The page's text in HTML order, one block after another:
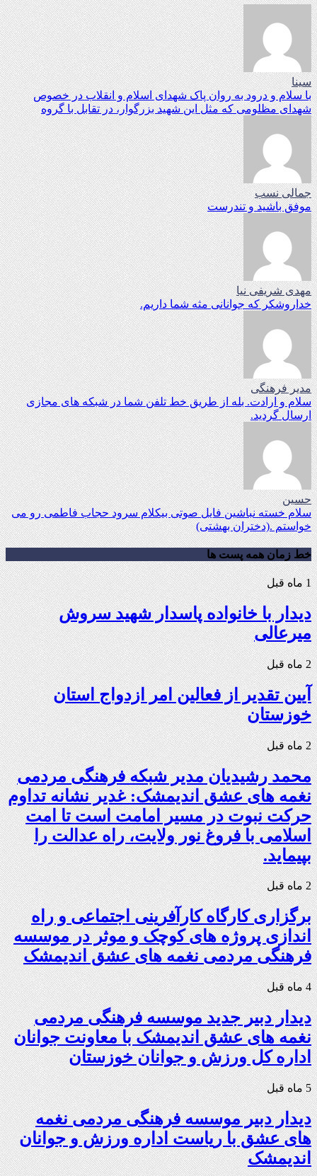
سینا
با سلام و درود به روان پاک شهدای اسلام و انقلاب در خصوص
شهدای مظلومی که مثل این شهید بزرگوار، در تقابل با گروه
جمالی نسب
موفق باشید و تندرست
مهدی شریفی نیا
خداروشکر که جوانانی مثه شما داریم.
مدیر فرهنگی
سلام و ارادت. بله از طریق خط تلفن شما در شبکه های مجازی
ارسال گردید.
حسین
سلام خسته نباشین فایل صوتی بیکلام سرود حجاب فاطمی رو می
خواستم .(دختران بهشتی)
خط زمان همه پست ها
1 ماه قبل
دیدار با خانواده پاسدار شهید سروش
میرعالی
2 ماه قبل
آیین تقدیر از فعالین امر ازدواج استان
خوزستان
2 ماه قبل
محمد رشیدیان مدیر شبکه فرهنگی مردمی
نغمه های عشق اندیمشک: غدیر نشانه تداوم
حرکت نبوت در مسیر امامت است تا امت
اسلامی با فروغ نور ولایت، راه عدالت را
بپیماید.
2 ماه قبل
برگزاری کارگاه کارآفرینی اجتماعی و راه
اندازی پروژه های کوچک و موثر در موسسه
فرهنگی مردمی نغمه های عشق اندیمشک
4 ماه قبل
دیدار دبیر جدید موسسه فرهنگی مردمی
نغمه های عشق اندیمشک با معاونت جوانان
اداره کل ورزش و جوانان خوزستان
5 ماه قبل
دیدار دبیر موسسه فرهنگی مردمی نغمه
های عشق با ریاست اداره ورزش و جوانان
اندیمشک